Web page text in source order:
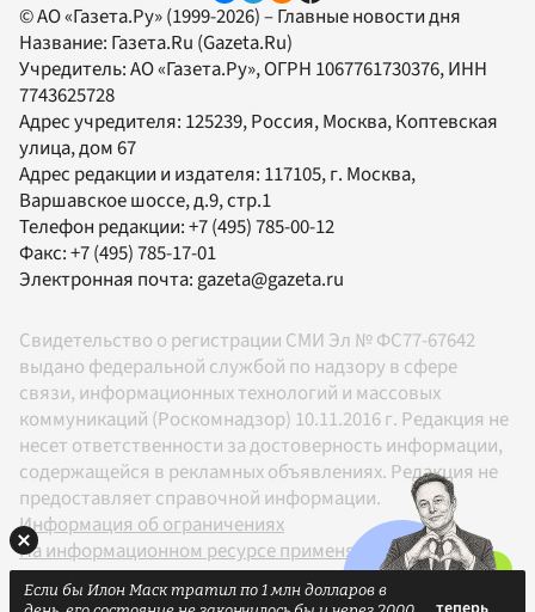
© АО «Газета.Ру» (1999-2026) – Главные новости дня
Название: Газета.Ru (Gazeta.Ru)
Учредитель:АО «Газета.Ру», ОГРН 1067761730376, ИНН
7743625728
Адрес учредителя: 125239, Россия, Москва, Коптевская
улица, дом 67
Адрес редакции и издателя: 117105, г. Москва,
Варшавское шоссе, д.9, стр.1
Телефон редакции:+7 (495) 785-00-12
Факс:+7 (495) 785-17-01
Электронная почта:gazeta@gazeta.ru
Свидетельство о регистрации СМИ Эл № ФС77-67642
выдано федеральной службой по надзору в сфере
связи, информационных технологий и массовых
коммуникаций (Роскомнадзор) 10.11.2016 г. Редакция не
несет ответственности за достоверность информации,
содержащейся в рекламных объявлениях. Редакция не
предоставляет справочной информации.
Информация об ограничениях
На информационном ресурсе применяются
рекомендательные технологии в соответствии с
Правилами
Если бы Илон Маск тратил по 1 млн долларов в